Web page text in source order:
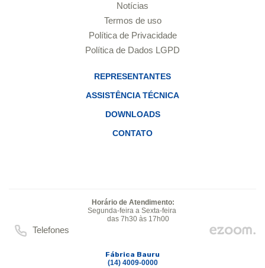
Notícias
Termos de uso
Política de Privacidade
Política de Dados LGPD
REPRESENTANTES
ASSISTÊNCIA TÉCNICA
DOWNLOADS
CONTATO
Horário de Atendimento:
Segunda-feira a Sexta-feira
das 7h30 às 17h00
Telefones
Fábrica Bauru
(14) 4009-0000